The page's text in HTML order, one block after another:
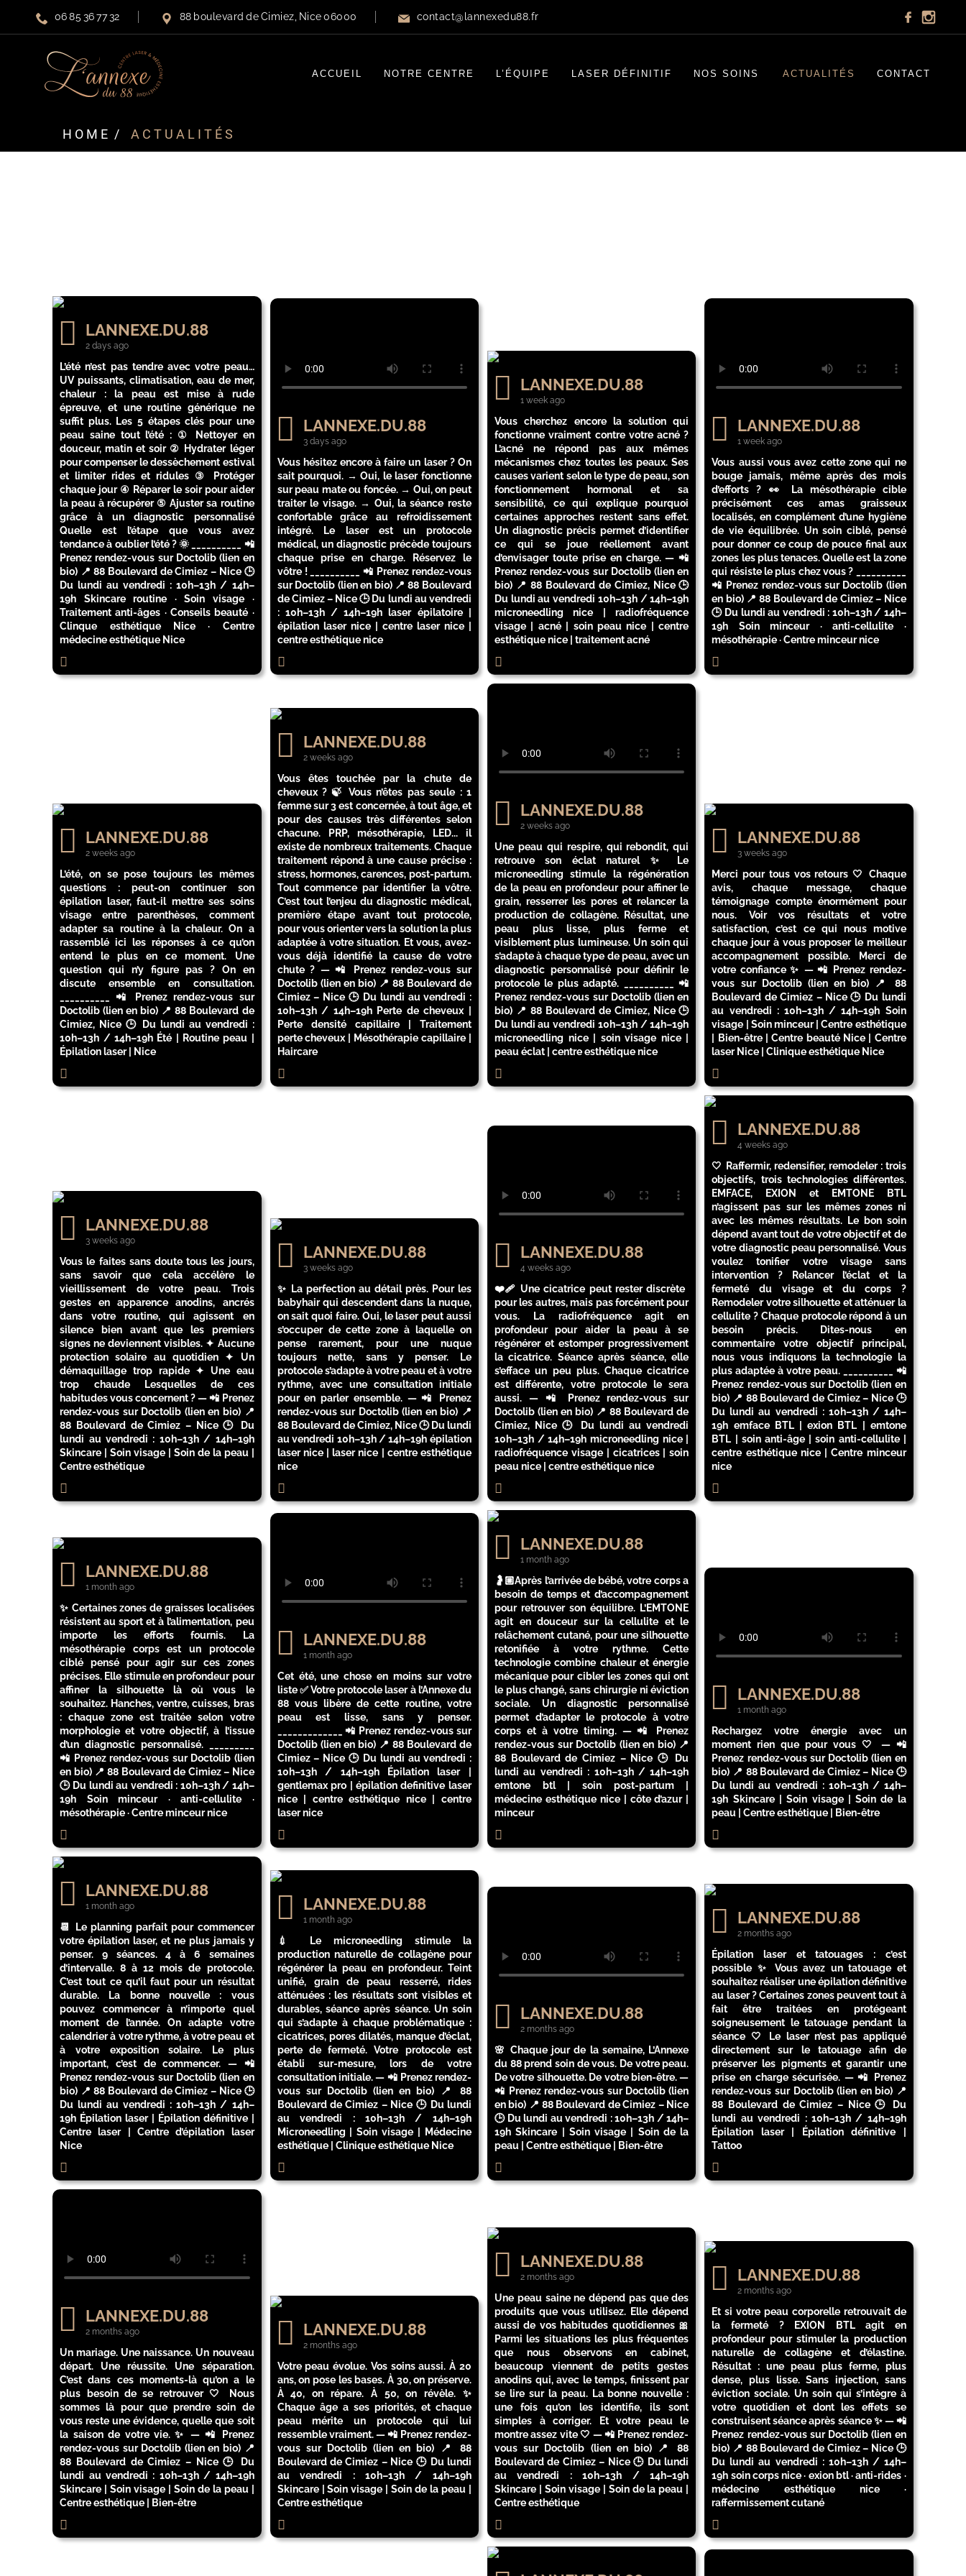
06 85 36 77 32 88 boulevard de Cimiez, Nice 06000 contact@lannexedu88.fr
ACCUEIL NOTRE CENTRE L’ÉQUIPE LASER DÉFINITIF NOS SOINS ACTUALITÉS CONTACT
HOME ACTUALITÉS
LANNEXE.DU.88
2 days ago
L’été n’est pas tendre avec votre peau…
UV puissants, climatisation, eau de mer,
chaleur : la peau est mise à rude
épreuve, et une routine générique ne
suffit plus. Les 5 étapes clés pour une
peau saine tout l’été : ① Nettoyer en
douceur, matin et soir ② Hydrater léger
pour compenser le dessèchement estival
et limiter rides et ridules ③ Protéger
chaque jour ④ Réparer le soir pour aider
la peau à récupérer ⑤ Ajuster sa routine
grâce à un diagnostic personnalisé
Quelle est l’étape que vous avez
tendance à oublier l’été ? 🌞 __________ 📲
Prenez rendez-vous sur Doctolib (lien en
bio) 📍 88 Boulevard de Cimiez – Nice 🕒
Du lundi au vendredi : 10h–13h / 14h–
19h Skincare routine · Soin visage ·
Traitement anti-âges · Conseils beauté ·
Clinque esthétique Nice · Centre
médecine esthétique Nice
LANNEXE.DU.88
3 days ago
Vous hésitez encore à faire un laser ? On
sait pourquoi. → Oui, le laser fonctionne
sur peau mate ou foncée. → Oui, on peut
traiter le visage. → Oui, la séance reste
confortable grâce au refroidissement
intégré. Le laser est un protocole
médical, un diagnostic précède toujours
chaque prise en charge. Réservez le
vôtre ! __________ 📲 Prenez rendez-vous
sur Doctolib (lien en bio) 📍 88 Boulevard
de Cimiez – Nice 🕒 Du lundi au vendredi
: 10h–13h / 14h–19h laser épilatoire |
épilation laser nice | centre laser nice |
centre esthétique nice
LANNEXE.DU.88
1 week ago
Vous cherchez encore la solution qui
fonctionne vraiment contre votre acné ?
L’acné ne répond pas aux mêmes
mécanismes chez toutes les peaux. Ses
causes varient selon le type de peau, son
fonctionnement hormonal et sa
sensibilité, ce qui explique pourquoi
certaines approches restent sans effet.
Un diagnostic précis permet d’identifier
ce qui se joue réellement avant
d’envisager toute prise en charge. — 📲
Prenez rendez-vous sur Doctolib (lien en
bio) 📍 88 Boulevard de Cimiez, Nice 🕒
Du lundi au vendredi 10h–13h / 14h–19h
microneedling nice | radiofréquence
visage | acné | soin peau nice | centre
esthétique nice | traitement acné
LANNEXE.DU.88
1 week ago
Vous aussi vous avez cette zone qui ne
bouge jamais, même après des mois
d’efforts ? 👀 La mésothérapie cible
précisément ces amas graisseux
localisés, en complément d’une hygiène
de vie équilibrée. Un soin ciblé, pensé
pour donner ce coup de pouce final aux
zones les plus tenaces. Quelle est la zone
qui résiste le plus chez vous ? __________
📲 Prenez rendez-vous sur Doctolib (lien
en bio) 📍 88 Boulevard de Cimiez – Nice
🕒 Du lundi au vendredi : 10h–13h / 14h–
19h Soin minceur · anti-cellulite ·
mésothérapie · Centre minceur nice
LANNEXE.DU.88
2 weeks ago
L’été, on se pose toujours les mêmes
questions : peut-on continuer son
épilation laser, faut-il mettre ses soins
visage entre parenthèses, comment
adapter sa routine à la chaleur. On a
rassemblé ici les réponses à ce qu’on
entend le plus en ce moment. Une
question qui n’y figure pas ? On en
discute ensemble en consultation.
__________ 📲 Prenez rendez-vous sur
Doctolib (lien en bio) 📍 88 Boulevard de
Cimiez, Nice 🕒 Du lundi au vendredi :
10h–13h / 14h–19h Été | Routine peau |
Épilation laser | Nice
LANNEXE.DU.88
2 weeks ago
Vous êtes touchée par la chute de
cheveux ? 🍃 Vous n’êtes pas seule : 1
femme sur 3 est concernée, à tout âge, et
pour des causes très différentes selon
chacune. PRP, mésothérapie, LED... il
existe de nombreux traitements. Chaque
traitement répond à une cause précise :
stress, hormones, carences, post-partum.
Tout commence par identifier la vôtre.
C’est tout l’enjeu du diagnostic médical,
première étape avant tout protocole,
pour vous orienter vers la solution la plus
adaptée à votre situation. Et vous, avez-
vous déjà identifié la cause de votre
chute ? — 📲 Prenez rendez-vous sur
Doctolib (lien en bio) 📍 88 Boulevard de
Cimiez – Nice 🕒 Du lundi au vendredi :
10h–13h / 14h–19h Perte de cheveux |
Perte densité capillaire | Traitement
perte cheveux | Mésothérapie capillaire |
Haircare
LANNEXE.DU.88
2 weeks ago
Une peau qui respire, qui rebondit, qui
retrouve son éclat naturel ✨ Le
microneedling stimule la régénération
de la peau en profondeur pour affiner le
grain, resserrer les pores et relancer la
production de collagène. Résultat, une
peau plus lisse, plus ferme et
visiblement plus lumineuse. Un soin qui
s’adapte à chaque type de peau, avec un
diagnostic personnalisé pour définir le
protocole le plus adapté. __________ 📲
Prenez rendez-vous sur Doctolib (lien en
bio) 📍 88 Boulevard de Cimiez, Nice 🕒
Du lundi au vendredi 10h–13h / 14h–19h
microneedling nice | soin visage nice |
peau éclat | centre esthétique nice
LANNEXE.DU.88
3 weeks ago
Merci pour tous vos retours 🤍 Chaque
avis, chaque message, chaque
témoignage compte énormément pour
nous. Voir vos résultats et votre
satisfaction, c’est ce qui nous motive
chaque jour à vous proposer le meilleur
accompagnement possible. Merci de
votre confiance ✨ — 📲 Prenez rendez-
vous sur Doctolib (lien en bio) 📍 88
Boulevard de Cimiez – Nice 🕒 Du lundi
au vendredi : 10h–13h / 14h–19h Soin
visage | Soin minceur | Centre esthétique
| Bien-être | Centre beauté Nice | Centre
laser Nice | Clinique esthétique Nice
LANNEXE.DU.88
3 weeks ago
Vous le faites sans doute tous les jours,
sans savoir que cela accélère le
vieillissement de votre peau. Trois
gestes en apparence anodins, ancrés
dans votre routine, qui agissent en
silence bien avant que les premiers
signes ne deviennent visibles. ✦ Aucune
protection solaire au quotidien ✦ Un
démaquillage trop rapide ✦ Une eau
trop chaude Lesquelles de ces
habitudes vous concernent ? — 📲 Prenez
rendez-vous sur Doctolib (lien en bio) 📍
88 Boulevard de Cimiez – Nice 🕒 Du
lundi au vendredi : 10h–13h / 14h–19h
Skincare | Soin visage | Soin de la peau |
Centre esthétique
LANNEXE.DU.88
3 weeks ago
✨ La perfection au détail près. Pour les
babyhair qui descendent dans la nuque,
on sait quoi faire. Oui, le laser peut aussi
s’occuper de cette zone à laquelle on
pense rarement, pour une nuque
toujours nette, sans y penser. Le
protocole s’adapte à votre peau et à votre
rythme, avec une consultation initiale
pour en parler ensemble. — 📲 Prenez
rendez-vous sur Doctolib (lien en bio) 📍
88 Boulevard de Cimiez, Nice 🕒 Du lundi
au vendredi 10h–13h / 14h–19h épilation
laser nice | laser nice | centre esthétique
nice
LANNEXE.DU.88
4 weeks ago
❤️‍🩹 Une cicatrice peut rester discrète
pour les autres, mais pas forcément pour
vous. La radiofréquence agit en
profondeur pour aider la peau à se
régénérer et estomper progressivement
la cicatrice. Séance après séance, elle
s’efface un peu plus. Chaque cicatrice
est différente, votre protocole le sera
aussi. — 📲 Prenez rendez-vous sur
Doctolib (lien en bio) 📍 88 Boulevard de
Cimiez, Nice 🕒 Du lundi au vendredi
10h–13h / 14h–19h microneedling nice |
radiofréquence visage | cicatrices | soin
peau nice | centre esthétique nice
LANNEXE.DU.88
4 weeks ago
🤍 Raffermir, redensifier, remodeler : trois
objectifs, trois technologies différentes.
EMFACE, EXION et EMTONE BTL
n’agissent pas sur les mêmes zones ni
avec les mêmes résultats. Le bon soin
dépend avant tout de votre objectif et de
votre diagnostic peau personnalisé. Vous
voulez tonifier votre visage sans
intervention ? Relancer l’éclat et la
fermeté du visage et du corps ?
Remodeler votre silhouette et atténuer la
cellulite ? Chaque protocole répond à un
besoin précis. Dites-nous en
commentaire votre objectif principal,
nous vous indiquons la technologie la
plus adaptée à votre peau. __________ 📲
Prenez rendez-vous sur Doctolib (lien en
bio) 📍 88 Boulevard de Cimiez – Nice 🕒
Du lundi au vendredi : 10h–13h / 14h–
19h emface BTL | exion BTL | emtone
BTL | soin anti-âge | soin anti-cellulite |
centre esthétique nice | Centre minceur
nice
LANNEXE.DU.88
1 month ago
✨ Certaines zones de graisses localisées
résistent au sport et à l’alimentation, peu
importe les efforts fournis. La
mésothérapie corps est un protocole
ciblé pensé pour agir sur ces zones
précises. Elle stimule en profondeur pour
affiner la silhouette là où vous le
souhaitez. Hanches, ventre, cuisses, bras
: chaque zone est traitée selon votre
morphologie et votre objectif, à l’issue
d’un diagnostic personnalisé. _________
📲 Prenez rendez-vous sur Doctolib (lien
en bio) 📍 88 Boulevard de Cimiez – Nice
🕒 Du lundi au vendredi : 10h–13h / 14h–
19h Soin minceur · anti-cellulite ·
mésothérapie · Centre minceur nice
LANNEXE.DU.88
1 month ago
Cet été, une chose en moins sur votre
liste ✅ Votre protocole laser à l’Annexe du
88 vous libère de cette routine, votre
peau est lisse, sans y penser.
_____________ 📲 Prenez rendez-vous sur
Doctolib (lien en bio) 📍 88 Boulevard de
Cimiez – Nice 🕒 Du lundi au vendredi :
10h–13h / 14h–19h Épilation laser |
gentlemax pro | épilation definitive laser
nice | centre esthétique nice | centre
laser nice
LANNEXE.DU.88
1 month ago
🤰🏼Après l’arrivée de bébé, votre corps a
besoin de temps et d’accompagnement
pour retrouver son équilibre. L’EMTONE
agit en douceur sur la cellulite et le
relâchement cutané, pour une silhouette
retonifiée à votre rythme. Cette
technologie combine chaleur et énergie
mécanique pour cibler les zones qui ont
le plus changé, sans chirurgie ni éviction
sociale. Un diagnostic personnalisé
permet d’adapter le protocole à votre
corps et à votre timing. — 📲 Prenez
rendez-vous sur Doctolib (lien en bio) 📍
88 Boulevard de Cimiez – Nice 🕒 Du
lundi au vendredi : 10h–13h / 14h–19h
emtone btl | soin post-partum |
médecine esthétique nice | côte d’azur |
minceur
LANNEXE.DU.88
1 month ago
Rechargez votre énergie avec un
moment rien que pour vous 🤍 — 📲
Prenez rendez-vous sur Doctolib (lien en
bio) 📍 88 Boulevard de Cimiez – Nice 🕒
Du lundi au vendredi : 10h–13h / 14h–
19h Skincare | Soin visage | Soin de la
peau | Centre esthétique | Bien-être
LANNEXE.DU.88
1 month ago
📆 Le planning parfait pour commencer
votre épilation laser, et ne plus jamais y
penser. 9 séances. 4 à 6 semaines
d’intervalle. 8 à 12 mois de protocole.
C’est tout ce qu’il faut pour un résultat
durable. La bonne nouvelle : vous
pouvez commencer à n’importe quel
moment de l’année. On adapte votre
calendrier à votre rythme, à votre peau et
à votre exposition solaire. Le plus
important, c’est de commencer. — 📲
Prenez rendez-vous sur Doctolib (lien en
bio) 📍 88 Boulevard de Cimiez – Nice 🕒
Du lundi au vendredi : 10h–13h / 14h–
19h Épilation laser | Épilation définitive |
Centre laser | Centre d’épilation laser
Nice
LANNEXE.DU.88
1 month ago
💉 Le microneedling stimule la
production naturelle de collagène pour
régénérer la peau en profondeur. Teint
unifié, grain de peau resserré, rides
atténuées : les résultats sont visibles et
durables, séance après séance. Un soin
qui s’adapte à chaque problématique :
cicatrices, pores dilatés, manque d’éclat,
perte de fermeté. Votre protocole est
établi sur-mesure, lors de votre
consultation initiale. — 📲 Prenez rendez-
vous sur Doctolib (lien en bio) 📍 88
Boulevard de Cimiez – Nice 🕒 Du lundi
au vendredi : 10h–13h / 14h–19h
Microneedling | Soin visage | Médecine
esthétique | Clinique esthétique Nice
LANNEXE.DU.88
2 months ago
🌸 Chaque jour de la semaine, L’Annexe
du 88 prend soin de vous. De votre peau.
De votre silhouette. De votre bien-être. —
📲 Prenez rendez-vous sur Doctolib (lien
en bio) 📍 88 Boulevard de Cimiez – Nice
🕒 Du lundi au vendredi : 10h–13h / 14h–
19h Skincare | Soin visage | Soin de la
peau | Centre esthétique | Bien-être
LANNEXE.DU.88
2 months ago
Épilation laser et tatouages : c’est
possible ✨ Vous avez un tatouage et
souhaitez réaliser une épilation définitive
au laser ? Certaines zones peuvent tout à
fait être traitées en protégeant
soigneusement le tatouage pendant la
séance 🤍 Le laser n’est pas appliqué
directement sur le tatouage afin de
préserver les pigments et garantir une
prise en charge sécurisée. — 📲 Prenez
rendez-vous sur Doctolib (lien en bio) 📍
88 Boulevard de Cimiez – Nice 🕒 Du
lundi au vendredi : 10h–13h / 14h–19h
Épilation laser | Épilation définitive |
Tattoo
LANNEXE.DU.88
2 months ago
Un mariage. Une naissance. Un nouveau
départ. Une réussite. Une séparation.
C’est dans ces moments-là qu’on a le
plus besoin de se retrouver 🤍 Nous
sommes là pour que prendre soin de
vous reste une évidence, quelle que soit
la saison de votre vie. ✨ — 📲 Prenez
rendez-vous sur Doctolib (lien en bio) 📍
88 Boulevard de Cimiez – Nice 🕒 Du
lundi au vendredi : 10h–13h / 14h–19h
Skincare | Soin visage | Soin de la peau |
Centre esthétique | Bien-être
LANNEXE.DU.88
2 months ago
Votre peau évolue. Vos soins aussi. À 20
ans, on pose les bases. À 30, on préserve.
À 40, on répare. À 50, on révèle. ✨
Chaque âge a ses priorités, et chaque
peau mérite un protocole qui lui
ressemble vraiment. — 📲 Prenez rendez-
vous sur Doctolib (lien en bio) 📍 88
Boulevard de Cimiez – Nice 🕒 Du lundi
au vendredi : 10h–13h / 14h–19h
Skincare | Soin visage | Soin de la peau |
Centre esthétique
LANNEXE.DU.88
2 months ago
Une peau saine ne dépend pas que des
produits que vous utilisez. Elle dépend
aussi de vos habitudes quotidiennes 🎀
Parmi les situations les plus fréquentes
que nous observons en cabinet,
beaucoup viennent de petits gestes
anodins qui, avec le temps, finissent par
se lire sur la peau. La bonne nouvelle :
une fois qu’on les identifie, ils sont
simples à corriger. Et votre peau le
montre assez vite 🤍 — 📲 Prenez rendez-
vous sur Doctolib (lien en bio) 📍 88
Boulevard de Cimiez – Nice 🕒 Du lundi
au vendredi : 10h–13h / 14h–19h
Skincare | Soin visage | Soin de la peau |
Centre esthétique
LANNEXE.DU.88
2 months ago
Et si votre peau corporelle retrouvait de
la fermeté ? EXION BTL agit en
profondeur pour stimuler la production
naturelle de collagène et d’élastine.
Résultat : une peau plus ferme, plus
dense, plus lisse. Sans injection, sans
éviction sociale. Un soin qui s’intègre à
votre quotidien et dont les effets se
construisent séance après séance ✨ — 📲
Prenez rendez-vous sur Doctolib (lien en
bio) 📍 88 Boulevard de Cimiez – Nice 🕒
Du lundi au vendredi : 10h–13h / 14h–
19h soin corps nice · exion btl · anti-rides ·
médecine esthétique nice ·
raffermissement cutané
Panneau de gestion des cookies